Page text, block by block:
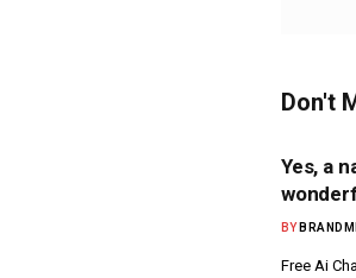
Don't
Yes, a
BY
Free Ai